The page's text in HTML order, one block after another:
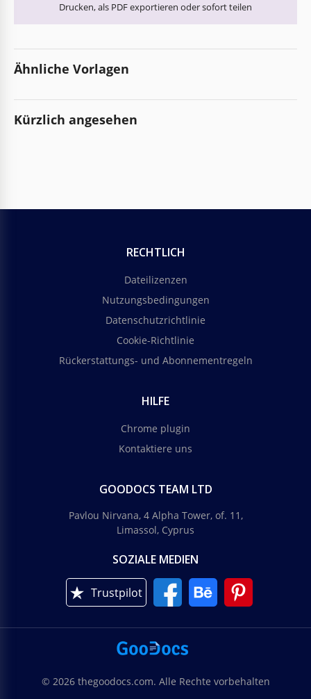
Drucken, als PDF exportieren oder sofort teilen
Ähnliche Vorlagen
Kürzlich angesehen
RECHTLICH
Dateilizenzen
Nutzungsbedingungen
Datenschutzrichtlinie
Cookie-Richtlinie
Rückerstattungs- und Abonnementregeln
HILFE
Chrome plugin
Kontaktiere uns
GOODOCS TEAM LTD
Pavlou Nirvana, 4 Alpha Tower, of. 11,
Limassol, Cyprus
SOZIALE MEDIEN
Trustpilot
© 2026 thegoodocs.com. Alle Rechte vorbehalten